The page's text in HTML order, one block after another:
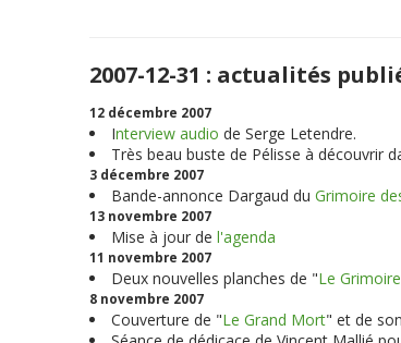
2007-12-31 : actualités
12 décembre 2007
Interview audio de Serge Letendre.
Très beau buste de Pélisse à découvrir
3 décembre 2007
Bande-annonce Dargaud du Grimoire
13 novembre 2007
Mise à jour de l'agenda
11 novembre 2007
Deux nouvelles planches de "Le
8 novembre 2007
Couverture de "Le Grand Mort" et de